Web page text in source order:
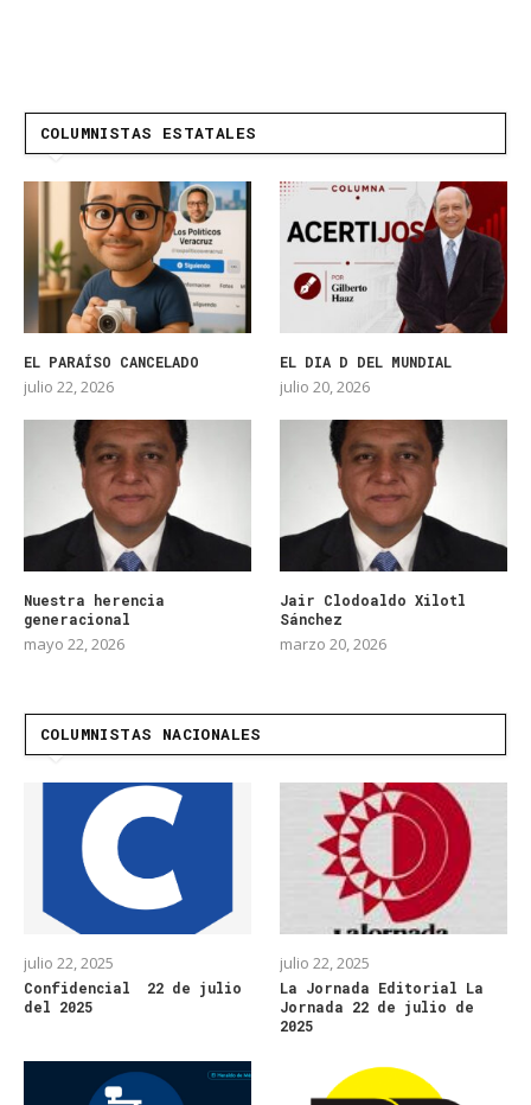
COLUMNISTAS ESTATALES
EL PARAÍSO CANCELADO
julio 22, 2026
EL DIA D DEL MUNDIAL
julio 20, 2026
Nuestra herencia
generacional
mayo 22, 2026
Jair Clodoaldo Xilotl
Sánchez
marzo 20, 2026
COLUMNISTAS NACIONALES
julio 22, 2025
Confidencial 22 de julio
del 2025
julio 22, 2025
La Jornada Editorial La
Jornada 22 de julio de
2025